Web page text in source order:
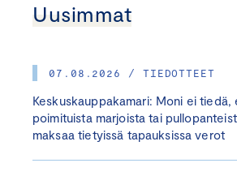
Uusimmat
07.08.2026 / TIEDOTTEET
Keskuskauppakamari: Moni ei tiedä,
poimituista marjoista tai
maksaa tietyissä tapauksissa verot